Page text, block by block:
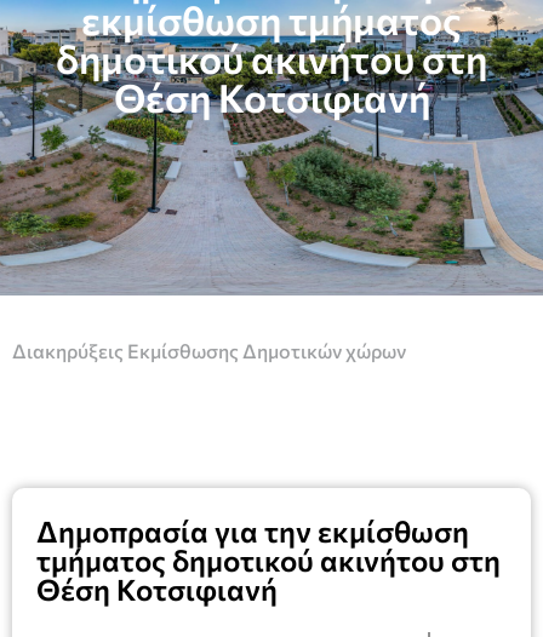
εκμίσθωση τμήματος
δημοτικού ακινήτου στη
Θέση Κοτσιφιανή
Διακηρύξεις Εκμίσθωσης Δημοτικών χώρων
Δημοπρασία για την εκμίσθωση
τμήματος δημοτικού ακινήτου στη
Θέση Κοτσιφιανή